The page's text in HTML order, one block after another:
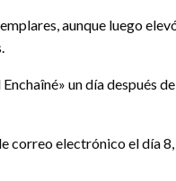
aunque luego
un día después
correo electrónico el día